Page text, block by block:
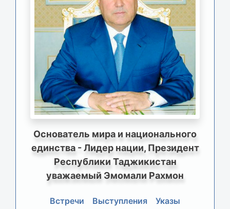
Основатель мира и национального
единства - Лидер нации, Президент
Республики Таджикистан
уважаемый Эмомали Рахмон
Встречи Выступления
Указы